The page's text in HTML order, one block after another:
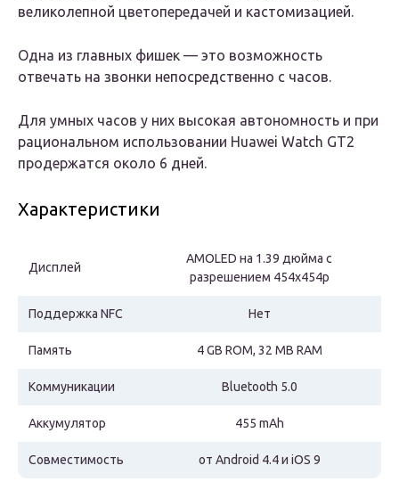
великолепной цветопередачей и кастомизацией.
Одна из главных фишек — это возможность
отвечать на звонки непосредственно с часов.
Для умных часов у них высокая автономность и при
рациональном использовании Huawei Watch GT2
продержатся около 6 дней.
Характеристики
Дисплей
AMOLED на 1.39 дюйма с
разрешением 454x454p
Поддержка NFC Нет
Память 4 GB ROM, 32 MB RAM
Коммуникации Bluetooth 5.0
Аккумулятор 455 mAh
Совместимость от Android 4.4 и iOS 9